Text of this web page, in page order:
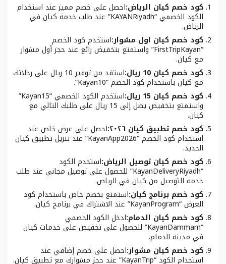
كود خصم كيان الرياض:احصل على خصم مميز عند استخدام
الكود الخصمي “KAYANRiyadh” عند طلب خدمة كيان في
الرياض.
كود خصم كيان اول مشوار:استخدم كود الخصم
“FirstTripKayan” واستمتع بتخفيض رائع عند حجز أول مشوار
مع كيان.
كود خصم كيان 10 ريال:
استفد من توفير 10 ريال على رحلاتك
مع كيان باستخدام كود الخصم “Kayan10”.
كود خصم كيان 15 ريال:
استخدم الكود الخصمي “Kayan15”
واستمتع بتخفيض يصل إلى 15 ريال على طلبك التالي مع
كيان.
كود خصم تطبيق كيان ٢٠٢٦:
احصل على عرض خاص عند
استخدام كود الخصم “KayanApp2026” عند تنزيل تطبيق كيان
الجديد.
كود خصم كيان توصيل الرياض:استخدم الكود
“KayanDeliveryRiyadh” للحصول على توصيل مجاني عند طلب
خدمة التوصيل من كيان في الرياض.
كود خصم برنامج كيان:استمتع بخصم خاص باستخدام كود
العرض “KayanProgram” عند الاشتراك في برنامج كيان.
كود خصم كيان الدمام:ادخل الكود الخصمي
“KayanDammam” للحصول على تخفيض على خدمات كيان
في مدينة الدمام.
كود خصم كيان مشوار:احصل على خصم إضافي عند
استخدام الكود “KayanTrip” عند حجز مشوارك مع تطبيق كيان.